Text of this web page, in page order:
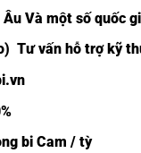
Và một số quốc
Tư vấn hỗ trợ kỹ
bi Cam / tỳ